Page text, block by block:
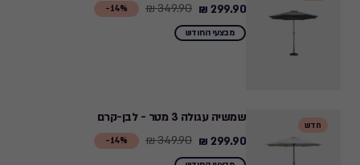
14%-
Price
from
299.90 ₪
349.90 ₪
מבצעי החודש
חדש
שמשיה עגולה 3 מטר - לבן-קרם
14%-
Price
from
299.90 ₪
349.90 ₪